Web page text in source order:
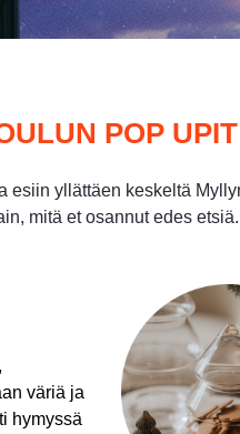
POP UPIT
yllättäen keskeltä
mitä et osannut edes etsiä.
väriä ja
hymyssä